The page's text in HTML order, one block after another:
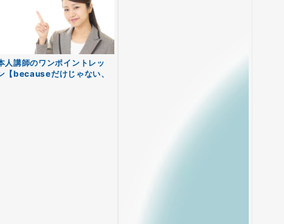
人講師のワンポイントレッ
【becauseだけじゃない、